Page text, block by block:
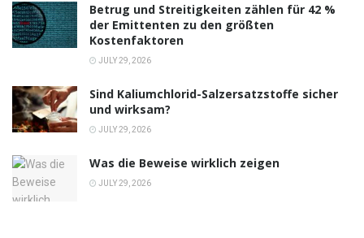
Betrug und Streitigkeiten zählen für 42 %
der Emittenten zu den größten
Kostenfaktoren
JULY 29, 2026
Sind Kaliumchlorid-Salzersatzstoffe sicher
und wirksam?
JULY 29, 2026
Was die Beweise wirklich zeigen
JULY 29, 2026